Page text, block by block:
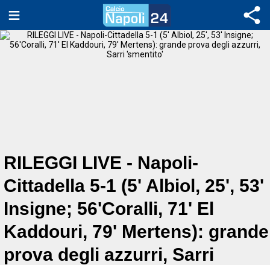
RILEGGI LIVE - Napoli-
Cittadella 5-1 (5' Albiol, 25', 53'
Insigne; 56'Coralli, 71' El
Kaddouri, 79' Mertens): grande
prova degli azzurri, Sarri